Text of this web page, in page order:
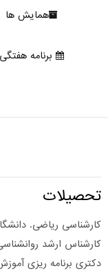
همایش ها
برنامه هفتگی
ریاضی. دانشگاه
ارشد روانشناسی
برنامه ریزی آموزش